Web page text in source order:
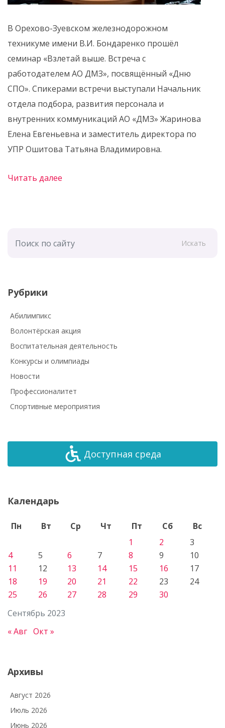
В Орехово-Зуевском железнодорожном
техникуме имени В.И. Бондаренко прошёл
семинар «Взлетай выше. Встреча с
работодателем АО ДМЗ», посвящённый «Дню
СПО». Спикерами встречи выступали Начальник
отдела подбора, развития персонала и
внутренних коммуникаций АО «ДМЗ» Жаринова
Елена Евгеньевна и заместитель директора по
УПР Ошитова Татьяна Владимировна.
Читать далее
Искать
Рубрики
Абилимпикс
Волонтёрская акция
Воспитательная деятельность
Конкурсы и олимпиады
Новости
Профессионалитет
Спортивные мероприятия
Доступная среда
Календарь
Сентябрь 2023
Пн Вт Ср Чт Пт Сб
Вс
1
2
3
4
5 6 7 8 9
10
11
12 13 14 15 16
17
18
19 20 21 22 23
24
25
26 27 28 29 30
« Авг Окт »
Архивы
Август 2026
Июль 2026
Июнь 2026